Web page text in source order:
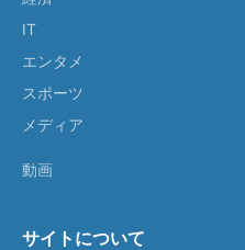
IT
エンタメ
スポーツ
メディア
動画
サイトについて